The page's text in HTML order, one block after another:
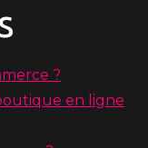
?
en ligne